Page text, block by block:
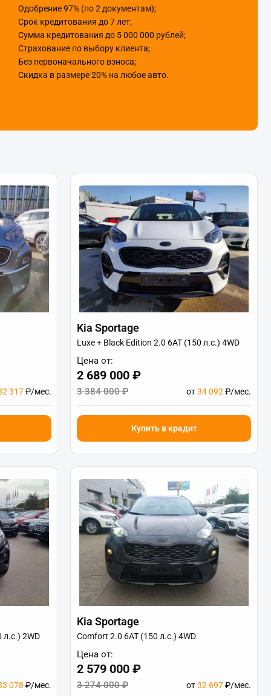
Одобрение 97% (по 2 документам);
Срок кредитования до 7 лет;
Сумма кредитования до 5 000 000 рублей;
Страхование по выбору клиента;
Без первоначального взноса;
Скидка в размере 20% на любое авто.
317₽/мес.
Kia Sportage
Luxe + Black Edition 2.0 6АТ (150 л.с.) 4WD
Цена от:
2 689 000 ₽
3 384 000 ₽ от34 092 ₽/мес.
Купить в кредит
л.с.) 2WD
078 ₽/мес.
Kia Sportage
Comfort 2.0 6АТ (150 л.с.) 4WD
Цена от:
2 579 000 ₽
3 274 000 ₽ от32 697₽/мес.